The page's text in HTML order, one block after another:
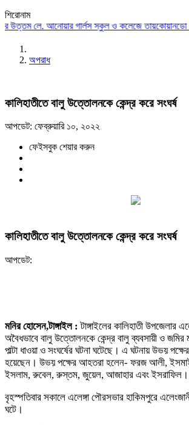
শিরোনাম
উত্তম লে. আনোয়ার গার্লস স্কুল ও কলেজে তায়কোয়ানডো
অপরাধ
কালিহাতীতে বালু উত্তোলনকে কেন্দ্র করে সংঘর্ষ
আপডেট: ফেব্রুয়ারি ১০, ২০২২
ফেইসবুক শেয়ার করুন
কালিহাতীতে বালু উত্তোলনকে কেন্দ্র করে সংঘর্ষ
আপডেট:
মনির হোসেন,টাঙ্গাইল : টাঙ্গাইলের কালিহাতী উপজেলার
অবৈধভাবে বালু উত্তোলনকে কেন্দ্র বালু ব্যবসায়ী ও জমির
পাল্টা ধাওয়া ও সংঘর্ষের ঘটনা ঘটেছে। এ ঘটনায় উভয়
হয়েছেন। উভয় পক্ষের আহতরা হলেন- ফরজ আলী,
ইসলাম, রুবেল, রুস্তম, জুয়েল, আজাহার এবং ইসরাফিল।
বৃহস্পতিবার সকালে এলেঙ্গা পৌরসভার হাকিমপুরে
ঘটে।